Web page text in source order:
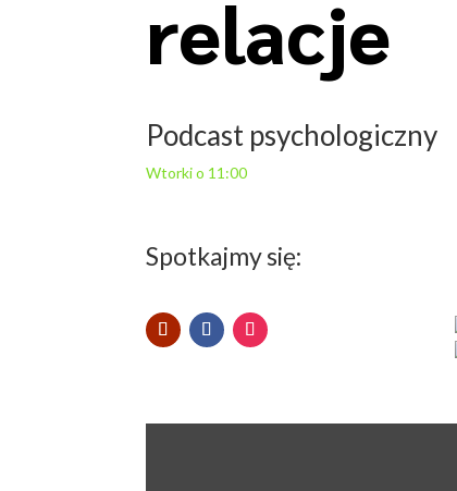
relacje
Podcast psychologiczny
Wtorki o 11:00
Spotkajmy się: